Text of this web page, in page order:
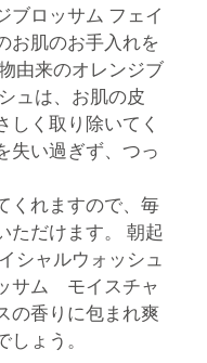
ブロッサム フェイ
お肌のお手入れを
由来のオレンジブ
ュは、お肌の皮
しく取り除いてく
失い過ぎず、つっ
くれますので、毎
ただけます。 朝起
シャルウォッシュ
サム モイスチャ
の香りに包まれ爽
ょう。